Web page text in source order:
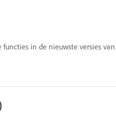
in de nieuwste versies van